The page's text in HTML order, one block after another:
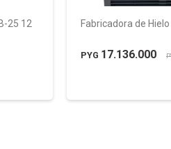
25 12
Fabricadora de
PYG 17.136.000